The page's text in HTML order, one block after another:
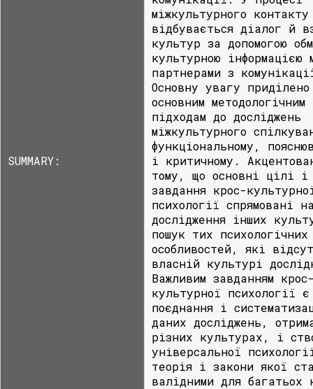
SUMMARY:
міжкультурного контакту
відбувається діалог й
культур за допомогою
культурною інформацією
партнерами з
Основну увагу приділено
основним методологічним
підходам до досліджень
міжкультурного
функціональному,
і критичному.
тому, що основні цілі і
завдання крос-
психології спрямовані
дослідження інших
пошук тих психологічних
особливостей, які
власній культурі
Важливим завданням
культурної психології є
поєднання і
даних досліджень,
різних культурах, і
універсальної
теорія і закони якої
валідними для багатьох